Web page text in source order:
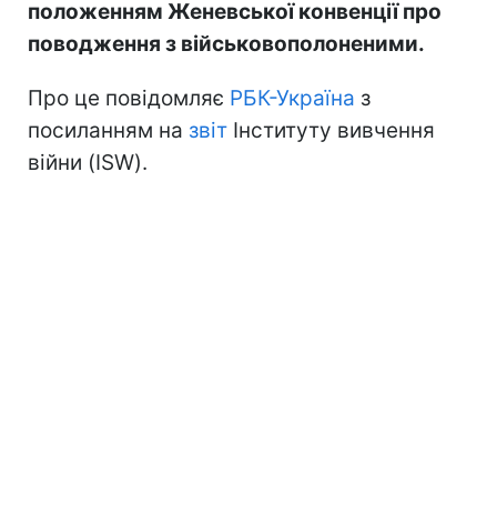
положенням Женевської конвенції про
поводження з військовополоненими.
Про це повідомляє РБК-Україна з
посиланням на звіт Інституту вивчення
війни (ISW).